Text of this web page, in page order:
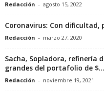
Redacción - agosto 15, 2022
Coronavirus: Con dificultad,
Redacción - marzo 27, 2020
Sacha, Sopladora, refinería
grandes del portafolio de $...
Redacción - noviembre 19, 2021